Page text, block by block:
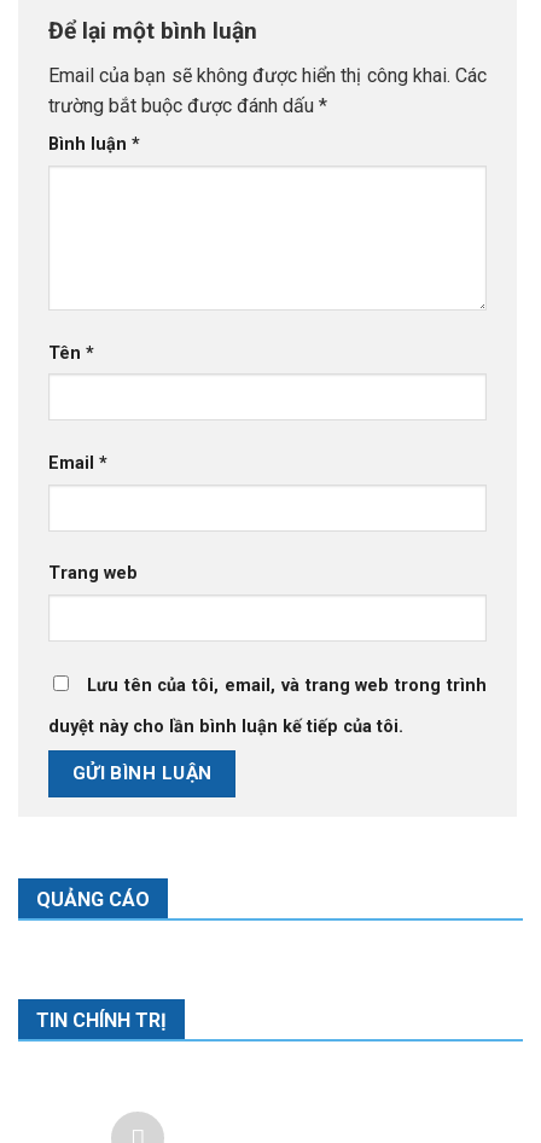
Để lại một bình luận
Email của bạn sẽ không được hiển thị công khai. Các
trường bắt buộc được đánh dấu *
Bình luận *
Tên *
Email *
Trang web
Lưu tên của tôi, email, và trang web trong trình
duyệt này cho lần bình luận kế tiếp của tôi.
QUẢNG CÁO
TIN CHÍNH TRỊ